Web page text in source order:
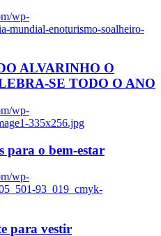
wp-
mundial-enoturismo-soalheiro-
ALVARINHO O
SE TODO O ANO
wp-
335x256.jpg
para o bem-estar
wp-
93_019_cmyk-
para vestir